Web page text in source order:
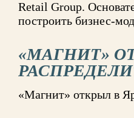
Retail Group.
построить бизнес-
«МАГНИТ»
«Магнит» открыл в